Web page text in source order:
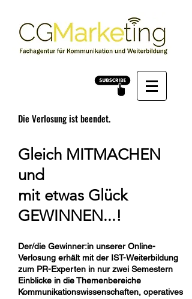
Die Verlosung ist beendet.
Gleich MITMACHEN
und
mit etwas Glück
GEWINNEN...!
Der/die Gewinner:in unserer Online-
Verlosung erhält mit der IST-Weiterbildung
zum PR-Experten in nur zwei Semestern
Einblicke in die Themenbereiche
Kommunikationswissenschaften, operatives